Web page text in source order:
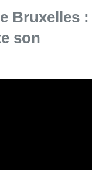
Bruxelles :
son